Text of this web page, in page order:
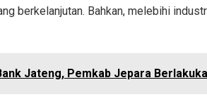
berkelanjutan. Bahkan, melebihi
Jateng, Pemkab Jepara